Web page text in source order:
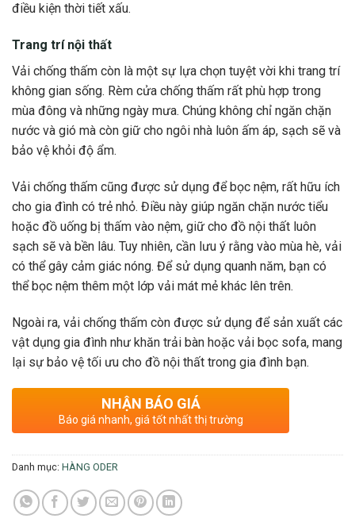
điều kiện thời tiết xấu.
Trang trí nội thất
Vải chống thấm còn là một sự lựa chọn tuyệt vời khi trang trí
không gian sống. Rèm cửa chống thấm rất phù hợp trong
mùa đông và những ngày mưa. Chúng không chỉ ngăn chặn
nước và gió mà còn giữ cho ngôi nhà luôn ấm áp, sạch sẽ và
bảo vệ khỏi độ ẩm.
Vải chống thấm cũng được sử dụng để bọc nệm, rất hữu ích
cho gia đình có trẻ nhỏ. Điều này giúp ngăn chặn nước tiểu
hoặc đồ uống bị thấm vào nệm, giữ cho đồ nội thất luôn
sạch sẽ và bền lâu. Tuy nhiên, cần lưu ý rằng vào mùa hè, vải
có thể gây cảm giác nóng. Để sử dụng quanh năm, bạn có
thể bọc nệm thêm một lớp vải mát mẻ khác lên trên.
Ngoài ra, vải chống thấm còn được sử dụng để sản xuất các
vật dụng gia đình như khăn trải bàn hoặc vải bọc sofa, mang
lại sự bảo vệ tối ưu cho đồ nội thất trong gia đình bạn.
NHẬN BÁO GIÁ
Báo giá nhanh, giá tốt nhất thị trường
Danh mục: HÀNG ODER